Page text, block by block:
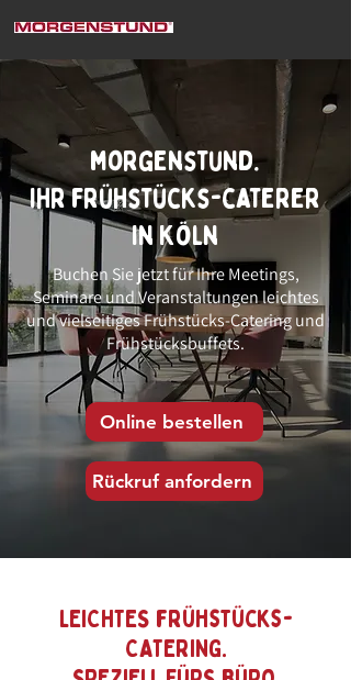
morgenstund.
ihr frühstücks-caterer
in Köln
Buchen Sie jetzt für Ihre Meetings,
Seminare und Veranstaltungen leichtes
und vielseitiges Frühstücks-Catering und
Frühstücksbuffets.
Online bestellen
Rückruf anfordern
LEICHTES frühstücks-
CATERING.